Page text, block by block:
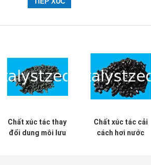
Chất xúc tác thay
đổi dung môi lưu
Chất xúc tác cải
cách hơi nước